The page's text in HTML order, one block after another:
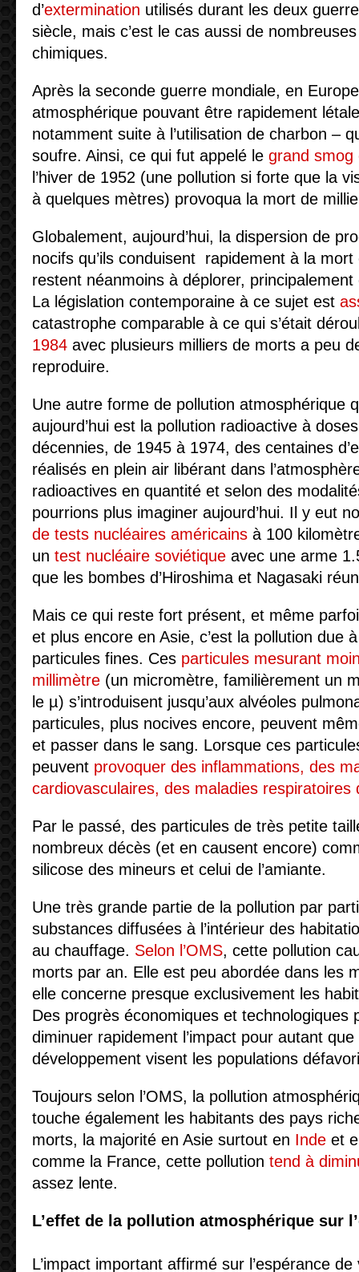
d’extermination utilisés durant les deux
siècle, mais c’est le cas aussi de
chimiques.
Après la seconde guerre mondiale, en
atmosphérique pouvant être rapidement
notamment suite à l’utilisation de charbon –
soufre. Ainsi, ce qui fut appelé le grand smog
l’hiver de 1952 (une pollution si forte que la
à quelques mètres) provoqua la mort de
Globalement, aujourd’hui, la dispersion de
nocifs qu’ils conduisent rapidement à la
restent néanmoins à déplorer, principalement
La législation contemporaine à ce sujet est
catastrophe comparable à ce qui s’était
1984 avec plusieurs milliers de morts a peu
reproduire.
Une autre forme de pollution atmosphérique
aujourd’hui est la pollution radioactive à
décennies, de 1945 à 1974, des centaines
réalisés en plein air libérant dans
radioactives en quantité et selon des
pourrions plus imaginer aujourd’hui. Il y eut
de tests nucléaires américains à 100
un test nucléaire soviétique avec une arme
que les bombes d’Hiroshima et Nagasaki
Mais ce qui reste fort présent, et même
et plus encore en Asie, c’est la pollution due
particules fines. Ces particules mesurant
millimètre (un micromètre, familièrement un
le µ) s’introduisent jusqu’aux alvéoles
particules, plus nocives encore, peuvent
et passer dans le sang. Lorsque ces
peuvent provoquer des inflammations, des
cardiovasculaires, des maladies respiratoires
Par le passé, des particules de très petite
nombreux décès (et en causent encore)
silicose des mineurs et celui de l’amiante.
Une très grande partie de la pollution par
substances diffusées à l’intérieur des
au chauffage. Selon l’OMS, cette pollution
morts par an. Elle est peu abordée dans les
elle concerne presque exclusivement les
Des progrès économiques et technologiques
diminuer rapidement l’impact pour autant
développement visent les populations
Toujours selon l’OMS, la pollution
touche également les habitants des pays
morts, la majorité en Asie surtout en Inde et
comme la France, cette pollution tend à
assez lente.
L’effet de la pollution atmosphérique sur
L’impact important affirmé sur l’espérance